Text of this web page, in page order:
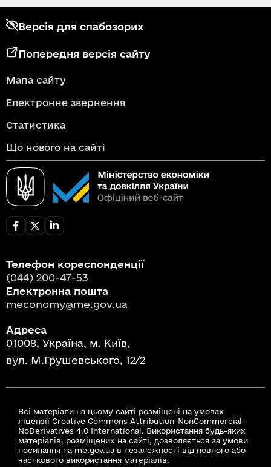
Версія для слабозорих
Попередня версія сайту
Мапа сайту
Електронне звернення
Статистика
Що нового на сайті
Телефон кореспонденції
(044) 200-47-53
Електронна пошта
meconomy@me.gov.ua
Адреса
01008, Україна, м. Київ,
вул. М.Грушевського, 12/2
Всі матеріали на цьому сайті розміщені на умовах
ліцензії Creative Commons Attribution-NonCommercial-
NoDerivatives 4.0 International. Використання будь-яких
матеріалів, розміщених на сайті, дозволяється за умови
посилання на me.gov.ua в незалежності від повного або
часткового використання матеріалів.